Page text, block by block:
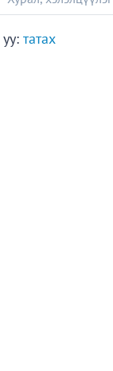
татах